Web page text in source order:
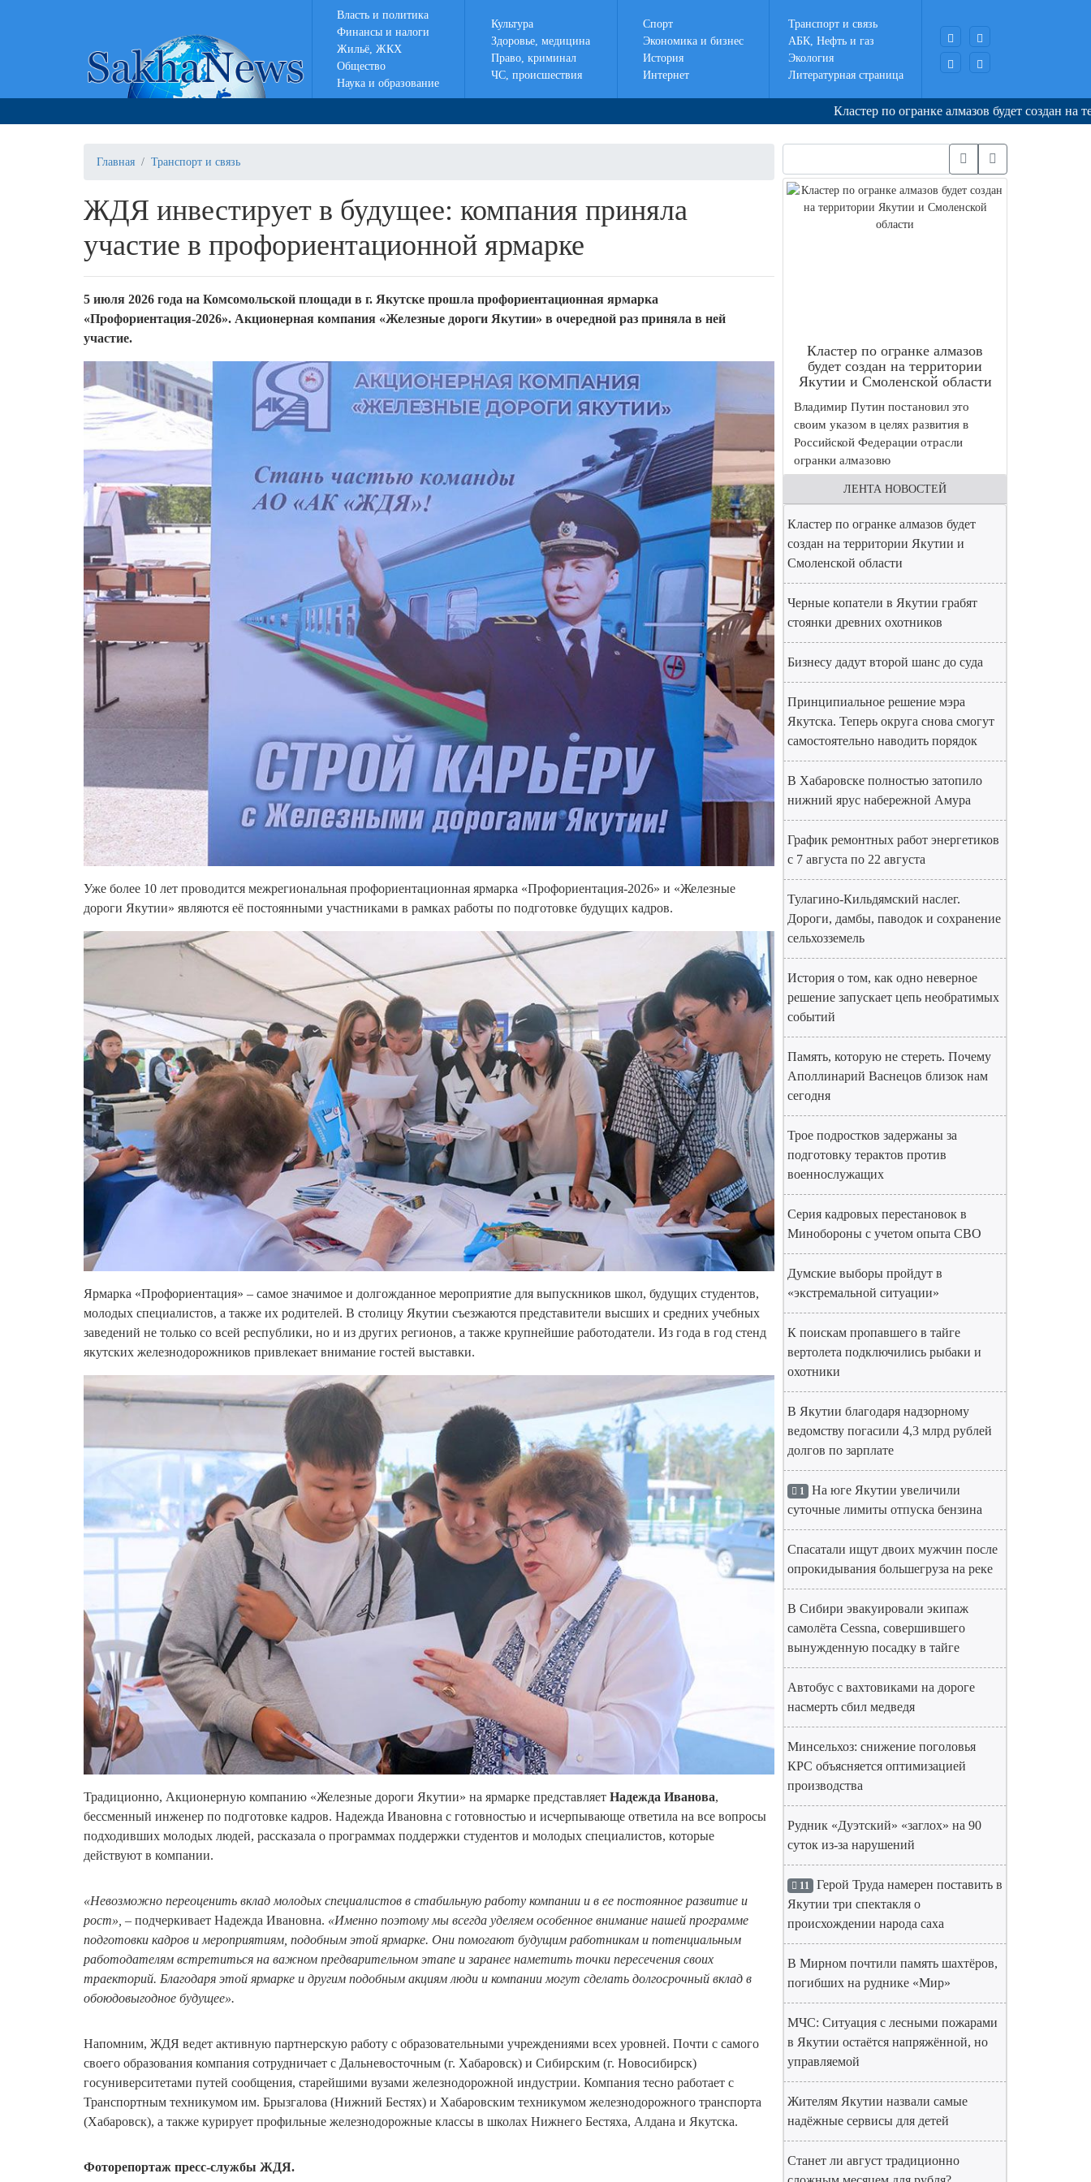
Власть и политика
Финансы и налоги
Жильё, ЖКХ
Общество
Наука и образование
Культура
Здоровье, медицина
Право, криминал
ЧС, происшествия
Спорт
Экономика и бизнес
История
Интернет
Транспорт и связь
АБК, Нефть и газ
Экология
Литературная страница
Кластер по огранке алмазов будет создан на
Главная Транспорт и связь
ЖДЯ инвестирует в будущее: компания приняла
участие в профориентационной ярмарке
5 июля 2026 года на Комсомольской площади в г. Якутске прошла профориентационная ярмарка
«Профориентация-2026». Акционерная компания «Железные дороги Якутии» в очередной раз приняла в ней
участие.
Уже более 10 лет проводится межрегиональная профориентационная ярмарка «Профориентация-2026» и «Железные
дороги Якутии» являются её постоянными участниками в рамках работы по подготовке будущих кадров.
Ярмарка «Профориентация» – самое значимое и долгожданное мероприятие для выпускников школ, будущих студентов,
молодых специалистов, а также их родителей. В столицу Якутии съезжаются представители высших и средних учебных
заведений не только со всей республики, но и из других регионов, а также крупнейшие работодатели. Из года в год стенд
якутских железнодорожников привлекает внимание гостей выставки.
Традиционно, Акционерную компанию «Железные дороги Якутии» на ярмарке представляет Надежда Иванова,
бессменный инженер по подготовке кадров. Надежда Ивановна с готовностью и исчерпывающе ответила на все вопросы
подходивших молодых людей, рассказала о программах поддержки студентов и молодых специалистов, которые
действуют в компании.
«Невозможно переоценить вклад молодых специалистов в стабильную работу компании и в ее постоянное развитие и
рост», – подчеркивает Надежда Ивановна. «Именно поэтому мы всегда уделяем особенное внимание нашей программе
подготовки кадров и мероприятиям, подобным этой ярмарке. Они помогают будущим работникам и потенциальным
работодателям встретиться на важном предварительном этапе и заранее наметить точки пересечения своих
траекторий. Благодаря этой ярмарке и другим подобным акциям люди и компании могут сделать долгосрочный вклад в
обоюдовыгодное будущее».
Напомним, ЖДЯ ведет активную партнерскую работу с образовательными учреждениями всех уровней. Почти с самого
своего образования компания сотрудничает с Дальневосточным (г. Хабаровск) и Сибирским (г. Новосибирск)
госуниверситетами путей сообщения, старейшими вузами железнодорожной индустрии. Компания тесно работает с
Транспортным техникумом им. Брызгалова (Нижний Бестях) и Хабаровским техникумом железнодорожного транспорта
(Хабаровск), а также курирует профильные железнодорожные классы в школах Нижнего Бестяха, Алдана и Якутска.
Фоторепортаж пресс-службы ЖДЯ.
Кластер по огранке алмазов
будет создан на территории
Якутии и Смоленской области
Владимир Путин постановил это
своим указом в целях развития в
Российской Федерации отрасли
огранки алмазовю
ЛЕНТА НОВОСТЕЙ
Кластер по огранке алмазов будет
создан на территории Якутии и
Смоленской области
Черные копатели в Якутии грабят
стоянки древних охотников
Бизнесу дадут второй шанс до суда
Принципиальное решение мэра
Якутска. Теперь округа снова смогут
самостоятельно наводить порядок
В Хабаровске полностью затопило
нижний ярус набережной Амура
График ремонтных работ энергетиков
с 7 августа по 22 августа
Тулагино-Кильдямский наслег.
Дороги, дамбы, паводок и сохранение
сельхозземель
История о том, как одно неверное
решение запускает цепь необратимых
событий
Память, которую не стереть. Почему
Аполлинарий Васнецов близок нам
сегодня
Трое подростков задержаны за
подготовку терактов против
военнослужащих
Серия кадровых перестановок в
Минобороны с учетом опыта СВО
Думские выборы пройдут в
«экстремальной ситуации»
К поискам пропавшего в тайге
вертолета подключились рыбаки и
охотники
В Якутии благодаря надзорному
ведомству погасили 4,3 млрд рублей
долгов по зарплате
1 На юге Якутии увеличили
суточные лимиты отпуска бензина
Спасатали ищут двоих мужчин после
опрокидывания большегруза на реке
В Сибири эвакуировали экипаж
самолёта Cessna, совершившего
вынужденную посадку в тайге
Автобус с вахтовиками на дороге
насмерть сбил медведя
Минсельхоз: снижение поголовья
КРС объясняется оптимизацией
производства
Рудник «Дуэтский» «заглох» на 90
суток из-за нарушений
11 Герой Труда намерен поставить в
Якутии три спектакля о
происхождении народа саха
В Мирном почтили память шахтёров,
погибших на руднике «Мир»
МЧС: Ситуация с лесными пожарами
в Якутии остаётся напряжённой, но
управляемой
Жителям Якутии назвали самые
надёжные сервисы для детей
Станет ли август традиционно